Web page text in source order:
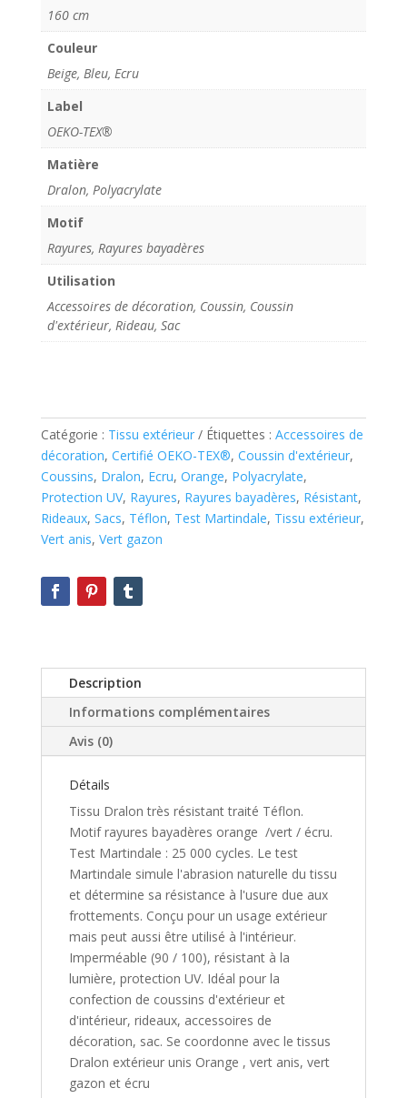
160 cm
Couleur
Beige, Bleu, Ecru
Label
OEKO-TEX®
Matière
Dralon, Polyacrylate
Motif
Rayures, Rayures bayadères
Utilisation
Accessoires de décoration, Coussin, Coussin
d'extérieur, Rideau, Sac
Catégorie : Tissu extérieur Étiquettes : Accessoires de
décoration, Certifié OEKO-TEX®, Coussin d'extérieur,
Coussins, Dralon, Ecru, Orange, Polyacrylate,
Protection UV, Rayures, Rayures bayadères, Résistant,
Rideaux, Sacs, Téflon, Test Martindale, Tissu extérieur,
Vert anis, Vert gazon
Description
Informations complémentaires
Avis (0)
Détails
Tissu Dralon très résistant traité Téflon.
Motif rayures bayadères orange /vert / écru.
Test Martindale : 25 000 cycles. Le test
Martindale simule l'abrasion naturelle du tissu
et détermine sa résistance à l'usure due aux
frottements. Conçu pour un usage extérieur
mais peut aussi être utilisé à l'intérieur.
Imperméable (90 / 100), résistant à la
lumière, protection UV. Idéal pour la
confection de coussins d'extérieur et
d'intérieur, rideaux, accessoires de
décoration, sac. Se coordonne avec le tissus
Dralon extérieur unis Orange , vert anis, vert
gazon et écru